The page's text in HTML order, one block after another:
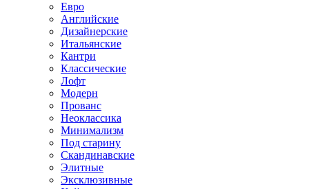
Евро
Английские
Дизайнерские
Итальянские
Кантри
Классические
Лофт
Модерн
Прованс
Неоклассика
Минимализм
Под старину
Скандинавские
Элитные
Эксклюзивные